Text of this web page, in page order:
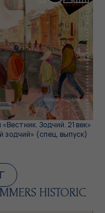
Зодчий. 21 век»
зодчий» (спец. выпуск)
HISTORIC